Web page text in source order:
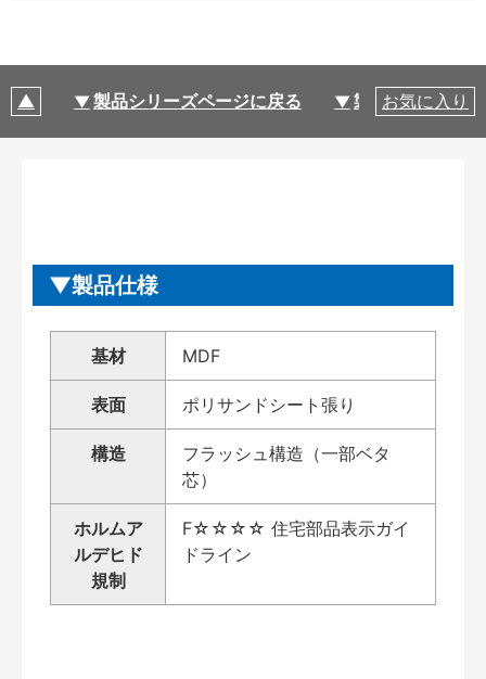
製品シリーズページに戻る 製品仕様
お気に入り
製品仕様
基材 MDF
表面 ポリサンドシート張り
構造
フラッシュ構造（一部ベタ
芯）
ホルムア
ルデヒド
規制
F☆☆☆☆ 住宅部品表示ガイ
ドライン